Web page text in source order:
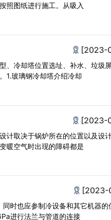
照图纸进行施工。从吸入
[2023-
、冷却塔位置选址、补水、垃圾
1.玻璃钢冷却塔介绍冷却
[2023-
计取决于锅炉所在的位置以及设
暖空气时出现的障碍都是
[2023-
时也应参制冷设备和其它机器的
进行法兰与管道的连接